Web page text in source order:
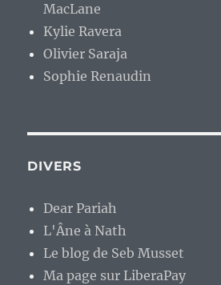
MacLane
Kylie Ravera
Olivier Saraja
Sophie Renaudin
DIVERS
Dear Pariah
L'Âne à Nath
Le blog de Seb Musset
Ma page sur LiberaPay